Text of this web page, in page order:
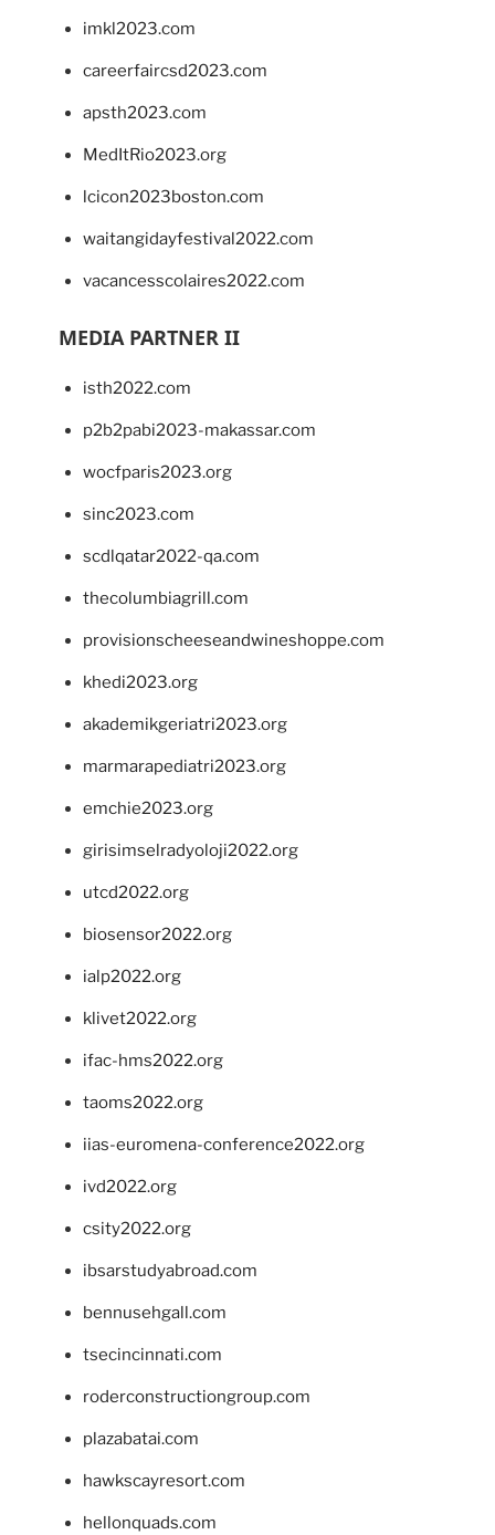
imkl2023.com
careerfaircsd2023.com
apsth2023.com
MedItRio2023.org
lcicon2023boston.com
waitangidayfestival2022.com
vacancesscolaires2022.com
MEDIA PARTNER II
isth2022.com
p2b2pabi2023-makassar.com
wocfparis2023.org
sinc2023.com
scdlqatar2022-qa.com
thecolumbiagrill.com
provisionscheeseandwineshoppe.com
khedi2023.org
akademikgeriatri2023.org
marmarapediatri2023.org
emchie2023.org
girisimselradyoloji2022.org
utcd2022.org
biosensor2022.org
ialp2022.org
klivet2022.org
ifac-hms2022.org
taoms2022.org
iias-euromena-conference2022.org
ivd2022.org
csity2022.org
ibsarstudyabroad.com
bennusehgall.com
tsecincinnati.com
roderconstructiongroup.com
plazabatai.com
hawkscayresort.com
hellonquads.com